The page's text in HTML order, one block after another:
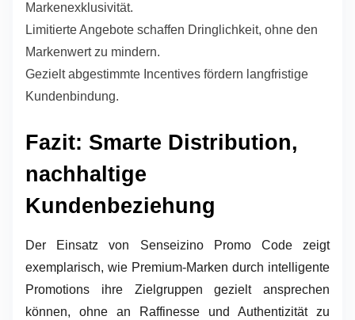
Markenexklusivität.
Limitierte Angebote schaffen Dringlichkeit, ohne den
Markenwert zu mindern.
Gezielt abgestimmte Incentives fördern langfristige
Kundenbindung.
Fazit: Smarte Distribution,
nachhaltige
Kundenbeziehung
Der Einsatz von Senseizino Promo Code zeigt
exemplarisch, wie Premium-Marken durch intelligente
Promotions ihre Zielgruppen gezielt ansprechen
können, ohne an Raffinesse und Authentizität zu